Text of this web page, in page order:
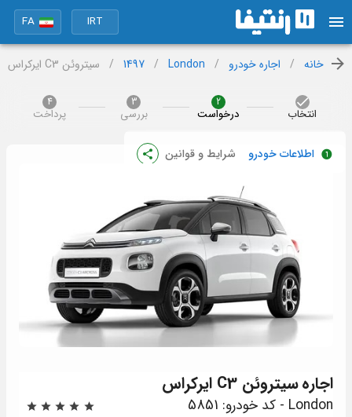
IRT
FA
خانه / اجاره خودرو /
London
/
1497
/ سیتروئن C3 ایرکراس
انتخاب
2
درخواست
3
بررسی
4
پرداخت
اطلاعات خودرو شرایط و قوانین
اجارهسیتروئن C3 ایرکراس
London - کد خودرو: 5851